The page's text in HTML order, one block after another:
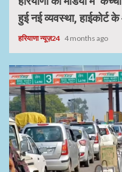
हुई नई व्यवस्था,
हरियाणा न्यूज़24 4 months ago